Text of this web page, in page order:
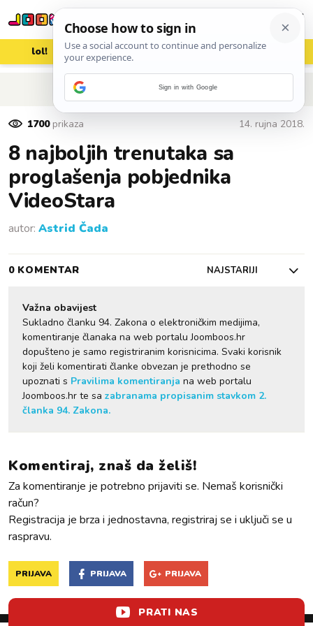
lol! aww vrh! woot?!
POVRATAK NA ČLANAK
1700prikaza 14. rujna 2018.
8 najboljih trenutaka sa
proglašenja pobjednika
VideoStara
autor: Astrid Čada
0 KOMENTAR NAJSTARIJI
Važna obavijest
Sukladno članku 94. Zakona o elektroničkim medijima,
komentiranje članaka na web portalu Joomboos.hr
dopušteno je samo registriranim korisnicima. Svaki korisnik
koji želi komentirati članke obvezan je prethodno se
upoznati s Pravilima komentiranja na web portalu
Joomboos.hr te sa zabranama propisanim stavkom 2.
članka 94. Zakona.
Komentiraj, znaš da želiš!
Za komentiranje je potrebno prijaviti se. Nemaš korisnički
račun?
Registracija je brza i jednostavna, registriraj se i uključi se u
raspravu.
PRIJAVA PRIJAVA PRIJAVA
PRATI NAS
Sign in with Google